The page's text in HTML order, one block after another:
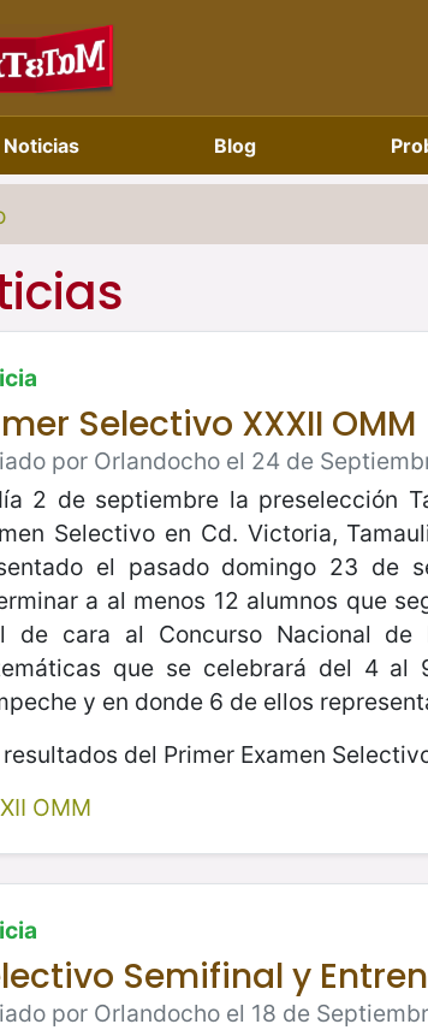
Noticias Blog
Selectivo XXXII OMM
por Orlandocho el 24 de
2 de septiembre la preselección
Selectivo en Cd. Victoria,
el pasado domingo 23 de
a al menos 12 alumnos que
de cara al Concurso Nacional
que se celebrará del 4 al
y en donde 6 de ellos
resultados del Primer Examen
OMM
Semifinal y
por Orlandocho el 18 de